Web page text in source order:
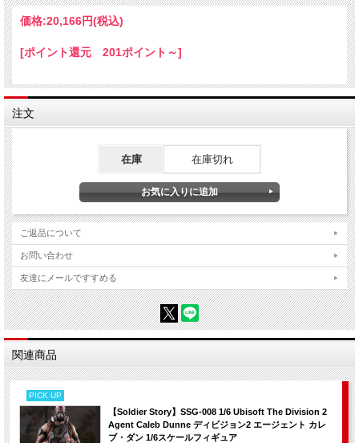
TUNBAN、.SHAWI CAPE、.PLAINCLOTHES CONCEALED CARRY VEST、.3500
3DAY ASSAULT PACK WITH TUBE、.VTAC-MK2 WIDE PADDED SLING 、.OR
MAGNETIC、.STROBE LIGHT、.HELMET CAMMER、.CHARGE - MPLS
RTI DUTY MOUNT KYDEX BELT-SLIDE、.SERPA CQC 1911 HOLSTER、.M1911
PISTOL、.M1911 MAG *2+1、.MK18 MOD1 RIFLE、- M3 Tactical Rail Gun Light、-
DUAL BUTTON REMOTE 、- Front sight、- Rear sight、- Specter with DR slght、-
QD Silcener、- EMOD stock、- AFG Grip、- PEQ-16、.M4 MAG x4+1、.SMOKE
GG KNIFE、.EMT SCISSORS、.WATCH、.PRC-152 RADIO、.URBAN SPEAKER
MICRPHONE 、.BODY、.BARE HAND * 3 PAIRS
※ご自身での着せ付け、装備の装着などが必要です。説明書は元々付属しません
※パッケージに擦れ、角つぶれ、切れ等ダメージがございます。ご了承の上、ご注
※画像は試作品のため実際の商品と異なる場合がございます。
価格:20,166円(税込)
[ポイント還元 201ポイント～]
注文
在庫 在庫切れ
ご返品について
お問い合わせ
友達にメールですすめる
関連商品
PICK UP
【Soldier Story】SSG-008 1/6 Ubisoft The Division 2
Agent Caleb Dunne ディビジョン2 エージェント カレ
ブ・ダン 1/6スケールフィギュア